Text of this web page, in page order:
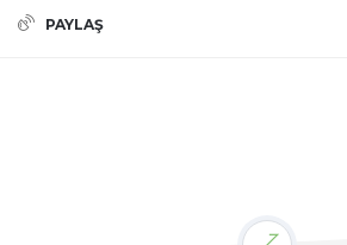
PAYLAŞ